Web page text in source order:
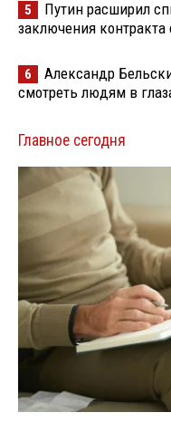
5
Путин расширил
заключения
6
Александр
смотреть людям в
Главное сегодня